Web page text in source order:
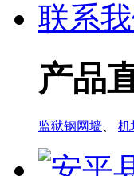
联系
产品
监狱钢网墙 机